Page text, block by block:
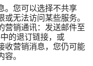
。​您​可以​选择​不​共​享​
无法​访问​某些​服务。​
营销​通讯：​发送​邮件​至
的​退订​链接，​或​
收营销​消息，​您​仍​可能​
。